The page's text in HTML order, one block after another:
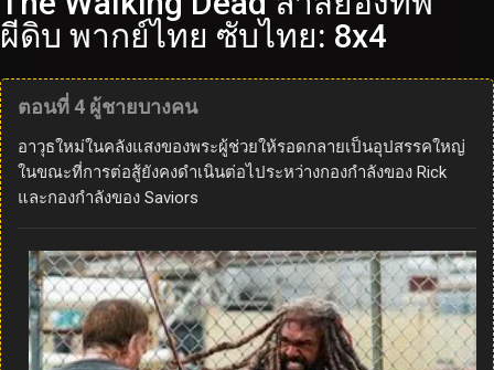
ผีดิบ พากย์ไทย ซับไทย: 8x4
ตอนที่ 4 ผู้ชายบางคน
อาวุธใหม่ในคลังแสงของพระผู้ช่วยให้รอดกลายเป็นอุปสรรคใหญ่
ในขณะที่การต่อสู้ยังคงดำเนินต่อไประหว่างกองกำลังของ Rick
และกองกำลังของ Saviors